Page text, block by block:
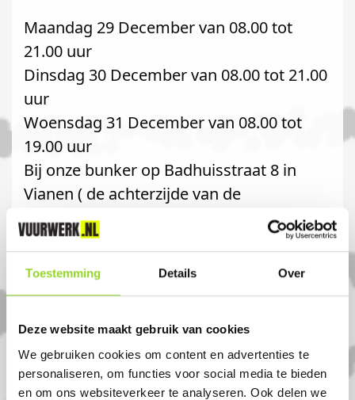
Toestemming Details Over
Deze website maakt gebruik van cookies
We gebruiken cookies om content en advertenties te
personaliseren, om functies voor social media te bieden
en om ons websiteverkeer te analyseren. Ook delen we
Maandag 29 December van 08.00 tot
21.00 uur
Dinsdag 30 December van 08.00 tot 21.00
uur
Woensdag 31 December van 08.00 tot
19.00 uur
Bij onze bunker op Badhuisstraat 8 in
Vianen ( de achterzijde van de
Dierenwinkel)
Categorie 1 vuurwerk (sterretjes, etc)
U kunt hiervoor het hele jaar terecht in de
Dierenwinkel op Voorstraat 12 4132AR
Vianen.